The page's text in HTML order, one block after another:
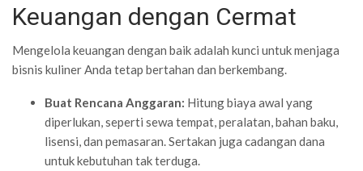
Keuangan dengan Cermat
Mengelola keuangan dengan baik adalah kunci untuk menjaga
bisnis kuliner Anda tetap bertahan dan berkembang.
Buat Rencana Anggaran: Hitung biaya awal yang
diperlukan, seperti sewa tempat, peralatan, bahan baku,
lisensi, dan pemasaran. Sertakan juga cadangan dana
untuk kebutuhan tak terduga.